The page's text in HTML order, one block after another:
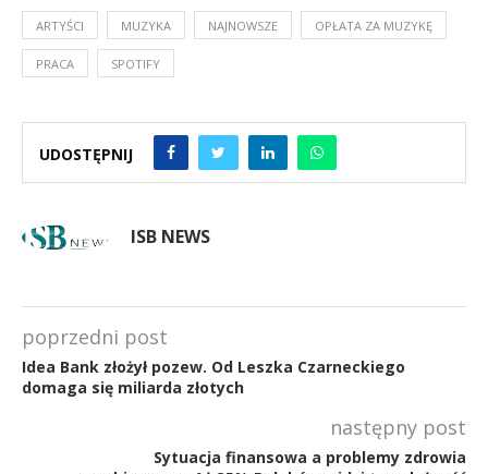
ARTYŚCI MUZYKA NAJNOWSZE OPŁATA ZA MUZYKĘ
PRACA SPOTIFY
UDOSTĘPNIJ
ISB NEWS
poprzedni post
Idea Bank złożył pozew. Od Leszka Czarneckiego
domaga się miliarda złotych
następny post
Sytuacja finansowa a problemy zdrowia